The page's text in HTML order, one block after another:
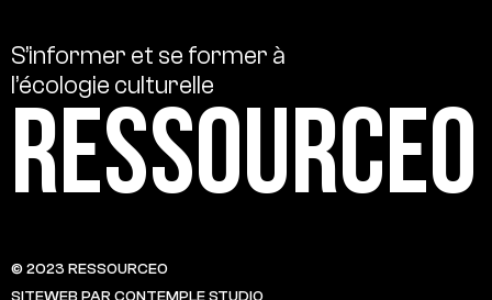
S’informer et se former à
l’écologie culturelle
Ressource0
© 2023 RESSOURCE0
SITEWEB PAR CONTEMPLE STUDIO